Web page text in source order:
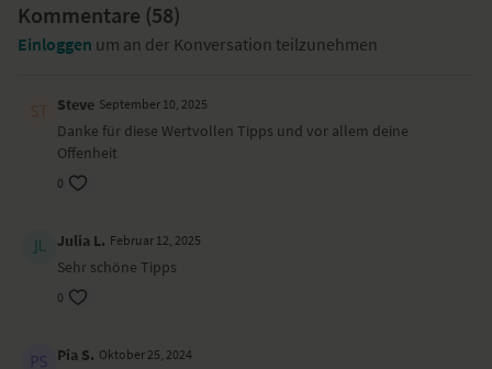
Kommentare (58)
Einloggen um an der Konversation teilzunehmen
Steve September 10, 2025
Danke für diese Wertvollen Tipps und vor allem deine
Offenheit
0
Julia L. Februar 12, 2025
Sehr schöne Tipps
0
Pia S. Oktober 25, 2024